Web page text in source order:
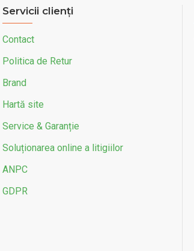
Servicii clienți
Contact
Politica de Retur
Brand
Hartă site
Service & Garanție
Soluționarea online a litigiilor
ANPC
GDPR